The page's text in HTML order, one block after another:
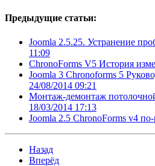
Предыдущие статьи:
Joomla 2.5.25. Устранение
11:09
ChronoForms V5 История
Joomla 3 Chronoforms 5
24/08/2014 09:21
Монтаж-демонтаж
18/03/2014 17:13
Joomla 2.5 ChronoForms v4
Назад
Вперёд